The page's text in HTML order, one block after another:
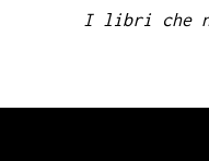
I libri che